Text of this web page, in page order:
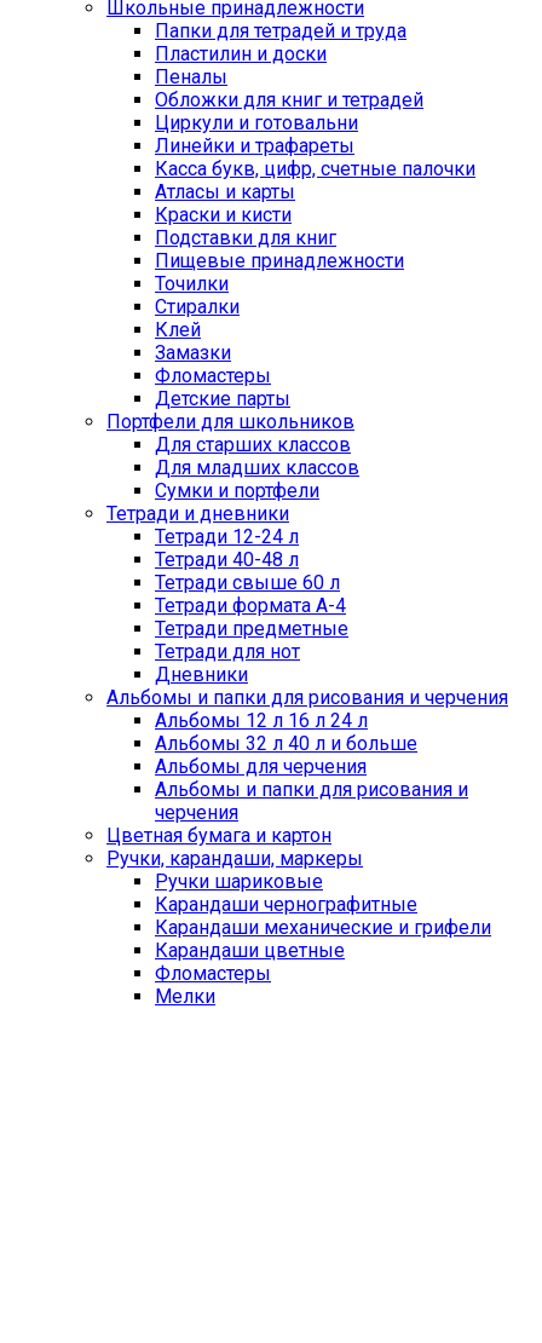
Школьные принадлежности
Папки для тетрадей и труда
Пластилин и доски
Пеналы
Обложки для книг и тетрадей
Циркули и готовальни
Линейки и трафареты
Касса букв, цифр, счетные палочки
Атласы и карты
Краски и кисти
Подставки для книг
Пищевые принадлежности
Точилки
Стиралки
Клей
Замазки
Фломастеры
Детские парты
Портфели для школьников
Для старших классов
Для младших классов
Сумки и портфели
Тетради и дневники
Тетради 12-24 л
Тетради 40-48 л
Тетради свыше 60 л
Тетради формата А-4
Тетради предметные
Тетради для нот
Дневники
Альбомы и папки для рисования и черчения
Альбомы 12 л 16 л 24 л
Альбомы 32 л 40 л и больше
Альбомы для черчения
Альбомы и папки для рисования и
черчения
Цветная бумага и картон
Ручки, карандаши, маркеры
Ручки шариковые
Карандаши чернографитные
Карандаши механические и грифели
Карандаши цветные
Фломастеры
Мелки